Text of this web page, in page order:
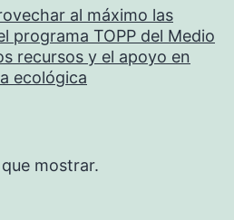
al máximo las
programa TOPP del Medio
recursos y el apoyo en
ecológica
mostrar.